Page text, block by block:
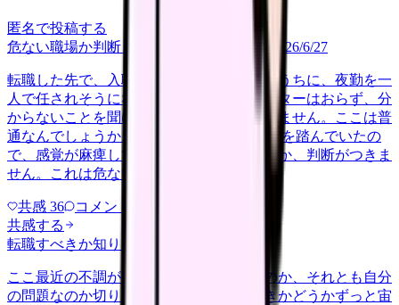
匿名で投稿する
危ない職場か判断してほしい
career-growth 2026/6/27
転職した先で、入職して二ヶ月も経たないうちに、夜勤を一
人で任されそうになっています。プリセプターはおらず、分
からないことを聞ける相手も日によっていません。ここは普
通なんでしょうか。 前の職場はもっと段階を踏んでいたの
で、感覚が麻痺しているのか自分が甘いのか、判断がつきま
せん。これは危ない環境なのか…
共感 36 コメント
共感する
転職すべきか知りたい
ここ最近の不調が、職場の環境のせいなのか、それとも自分
の問題なのか切り分けられず、転職すべきかどうかずっと宙